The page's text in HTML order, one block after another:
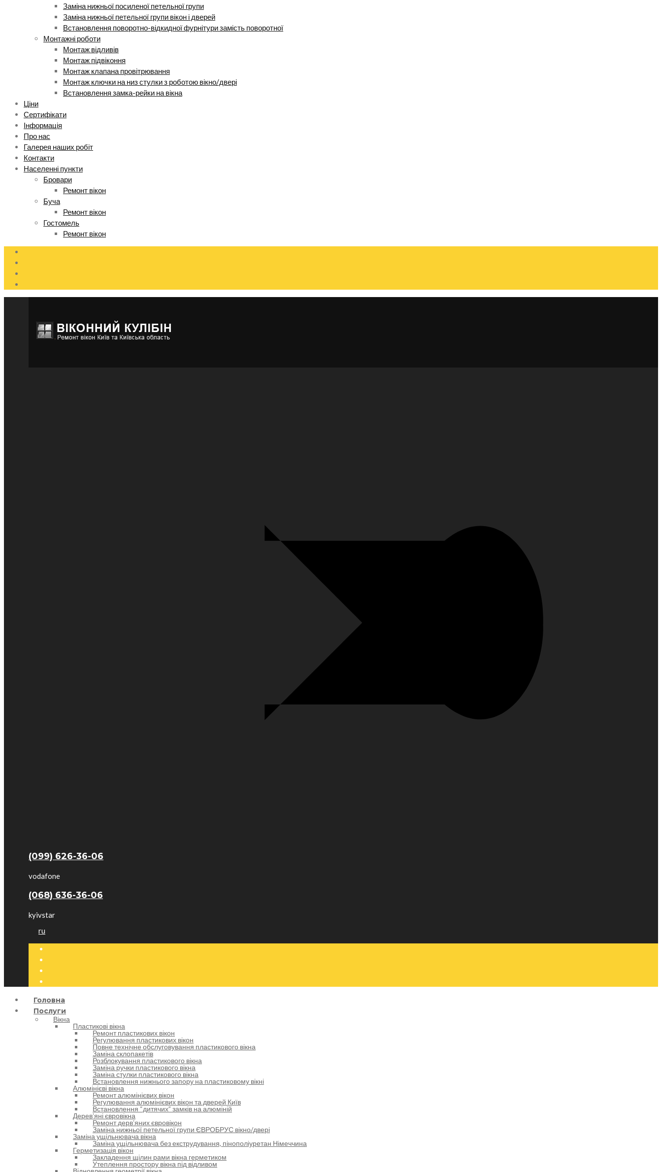
Заміна нижньої посиленої петельної групи
Заміна нижньої петельної групи вікон і дверей
Встановлення поворотно-відкидної фурнітури замість поворотної
Монтажні роботи
Монтаж відливів
Монтаж підвіконня
Монтаж клапана провітрювання
Монтаж ключки на низ стулки з роботою вікно/двері
Встановлення замка-рейки на вікна
Ціни
Сертифікати
Інформація
Про нас
Галерея наших робіт
Контакти
Населенні пункти
Бровари
Ремонт вікон
Буча
Ремонт вікон
Гостомель
Ремонт вікон
(099) 626-36-06
vodafone
(068) 636-36-06
kyivstar
ru
Головна
Послуги
Вікна
Пластикові вікна
Ремонт пластикових вікон
Регулювання пластикових вікон
Повне технічне обслуговування пластикового вікна
Заміна склопакетів
Розблокування пластикового вікна
Заміна ручки пластикового вікна
Заміна стулки пластикового вікна
Встановлення нижнього запору на пластиковому вікні
Алюмінієві вікна
Ремонт алюмінієвих вікон
Регулювання алюмінієвих вікон та дверей Київ
Встановлення “дитячих” замків на алюміній
Деревʼяні євровікна
Ремонт дервʼяних євровікон
Заміна нижньої петельної групи ЄВРОБРУС вікно/двері
Заміна ущільнювача вікна
Заміна ущільнювача без екструдування, пінополіуретан Німеччина
Герметизація вікон
Закладення щілин рами вікна герметиком
Утеплення простору вікна під відливом